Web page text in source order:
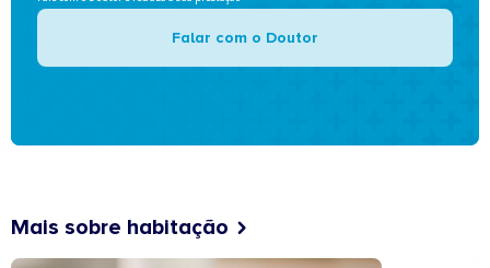
Falar com o Doutor
Mais sobre habitação